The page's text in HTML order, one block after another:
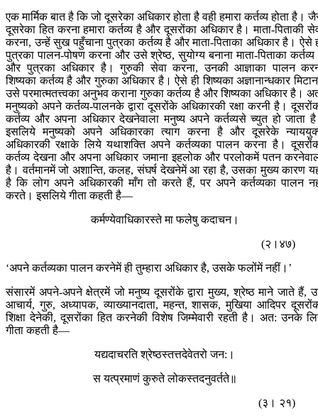
एक मार्मिक बात है कि जो दूसरेका अधिकार होता है वही हमारा कर्तव्य होता है।
दूसरेका हित करना हमारा कर्तव्य है और दूसरोंका अधिकार है। माता-पिताकी
करना, उन्हें सुख पहुँचाना पुत्रका कर्तव्य है और माता-पिताका अधिकार है। ऐसे
पुत्रका पालन-पोषण करना और उसे श्रेष्ठ, सुयोग्य बनाना माता-पिताका कर्तव्य
और पुत्रका अधिकार है। गुरुकी सेवा करना, उनकी आज्ञाका पालन
शिष्यका कर्तव्य है और गुरुका अधिकार है। ऐसे ही शिष्यका अज्ञानान्धकार
उसे परमात्मतत्त्वका अनुभव कराना गुरुका कर्तव्य है और शिष्यका अधिकार है।
मनुष्यको अपने कर्तव्य-पालनके द्वारा दूसरोंके अधिकारकी रक्षा करनी है।
कर्तव्य और अपना अधिकार देखनेवाला मनुष्य अपने कर्तव्यसे च्युत हो जाता
इसलिये मनुष्यको अपने अधिकारका त्याग करना है और दूसरेके
अधिकारकी रक्षाके लिये यथाशक्ति अपने कर्तव्यका पालन करना है।
कर्तव्य देखना और अपना अधिकार जमाना इहलोक और परलोकमें पतन
है। वर्तमानमें जो अशान्ति, कलह, संघर्ष देखनेमें आ रहा है, उसका मुख्य कारण
है कि लोग अपने अधिकारकी माँग तो करते हैं, पर अपने कर्तव्यका पालन
करते। इसलिये गीता कहती है—
कर्मण्येवाधिकारस्ते मा फलेषु कदाचन।
(२।४७)
‘अपने कर्तव्यका पालन करनेमें ही तुम्हारा अधिकार है, उसके फलोंमें नहीं।’
संसारमें अपने-अपने क्षेत्रमें जो मनुष्य दूसरोंके द्वारा मुख्य, श्रेष्ठ माने जाते हैं,
आचार्य, गुरु, अध्यापक, व्याख्यानदाता, महन्त, शासक, मुखिया आदिपर
शिक्षा देनेकी, दूसरोंका हित करनेकी विशेष जिम्मेवारी रहती है। अत: उनके
गीता कहती है—
यद्यदाचरति श्रेष्ठस्तत्तदेवेतरो जन:।
स यत्प्रमाणं कुरुते लोकस्तदनुवर्तते॥
(३। २१)